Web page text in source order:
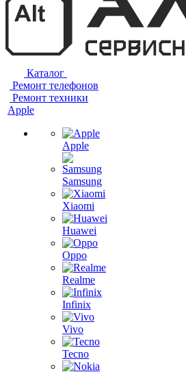
Каталог
Ремонт телефонов
Ремонт техники
Apple
Apple
Samsung
Xiaomi
Huawei
Oppo
Realme
Infinix
Vivo
Tecno